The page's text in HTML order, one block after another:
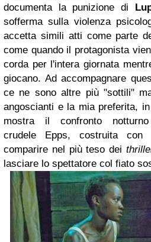
documenta la punizione di
sofferma sulla violenza
accetta simili atti come parte
come quando il protagonista
corda per l'intera giornata
giocano. Ad accompagnare
ce ne sono altre più "sottili"
angoscianti e la mia preferita,
mostra il confronto
crudele Epps, costruita
comparire nel più teso dei
lasciare lo spettatore col fiato